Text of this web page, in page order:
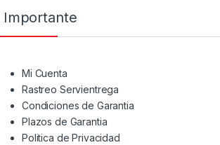
Importante
Mi Cuenta
Rastreo Servientrega
Condiciones de Garantia
Plazos de Garantia
Politica de Privacidad